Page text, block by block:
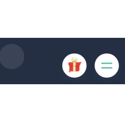
Benutzerfreundlichkeit oder zur
Funktionalitäten der Website.
oder Marketingzwecken
Cookies verwalten